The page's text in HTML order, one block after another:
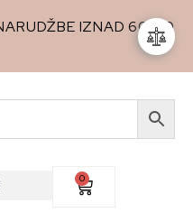
IZNAD 60,00
0